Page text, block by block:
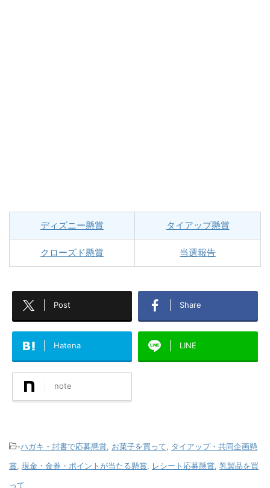
ディズニー懸賞 タイアップ懸賞
クローズド懸賞 当選報告
Post Share
Hatena LINE
note
-ハガキ・封書で応募懸賞 お菓子を買って
タイアップ・共同企画懸
賞 現金・金券・ポイントが当たる懸賞 レシート応募懸賞 乳製品を買
って